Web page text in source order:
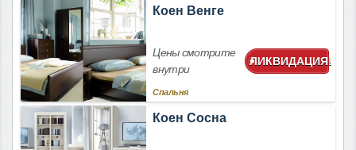
Коен Венге
Цены смотрите
внутри
ЛИКВИДАЦИЯ!
Спальня
Коен Сосна